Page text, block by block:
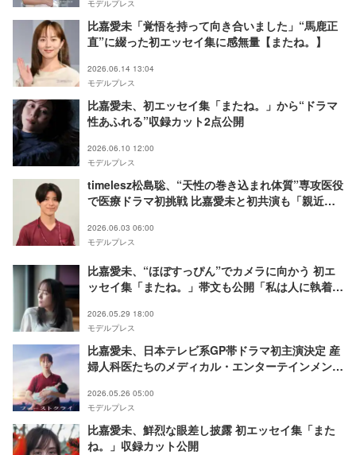
モデルプレス
比嘉愛未「覚悟を持って向き合いました」“馬鹿正
直”に綴った初エッセイ集に感無量【またね。】
2026.06.14 13:04
モデルプレス
比嘉愛未、初エッセイ集「またね。」から“ドラマ
性あふれる”収録カット2点公開
2026.06.10 12:00
モデルプレス
timelesz松島聡、“天性の巻き込まれ体質”専攻医役
で医療ドラマ初挑戦 比嘉愛未と初共演も「親近
2026.06.03 06:00
モデルプレス
比嘉愛未、“ほぼすっぴん”でカメラに向かう 初エ
ッセイ集「またね。」帯文も公開「私は人に執着し
2026.05.29 18:00
モデルプレス
比嘉愛未、日本テレビ系GP帯ドラマ初主演決定 産
婦人科医たちのメディカル・エンターテインメント
2026.05.26 05:00
モデルプレス
比嘉愛未、鮮烈な眼差し披露 初エッセイ集「また
ね。」収録カット公開